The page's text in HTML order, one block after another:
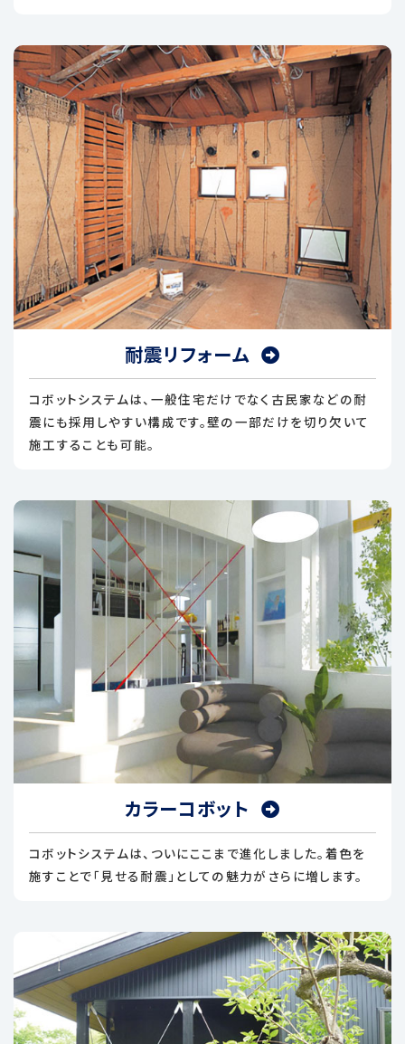
耐震リフォーム
コボットシステムは、一般住宅だけでなく古民家などの耐
震にも採用しやすい構成です。壁の一部だけを切り欠いて
施工することも可能。
カラーコボット
コボットシステムは、ついにここまで進化しました。着色を
施すことで「見せる耐震」としての魅力がさらに増します。